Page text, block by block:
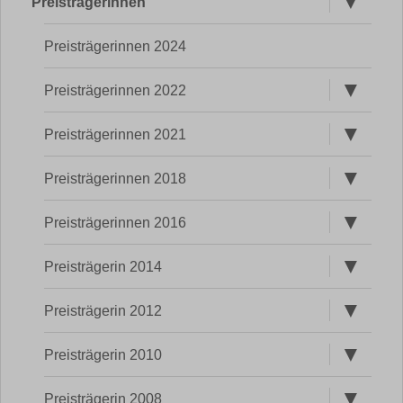
eine Tochter,
Mathematikprofessorin in den
ein Sohn, Jurist in Berlin, eine
Enkeltochter
1955-1962
Promotion zum Dr.-Ing. an der TH
Berufliche Karriere
1999-2003Präsidentin der Internationalen
Frauenuniversität »Technik und
öffnen
Preisträgerinnen 2024
Preisträgerinnen 2022
öffnen
Preisträgerinnen 2021
öffnen
Preisträgerinnen 2018
öffnen
Preisträgerinnen 2016
öffnen
Preisträgerin 2014
öffnen
Preisträgerin 2012
öffnen
Preisträgerin 2010
öffnen
Preisträgerin 2008